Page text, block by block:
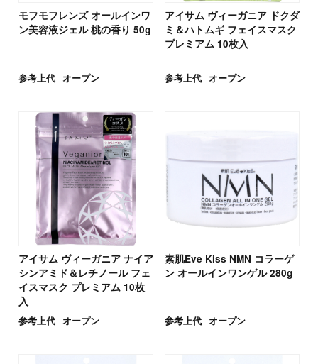
モフモフレンズ オールインワ
ン美容液ジェル 桃の香り 50g
参考上代 オープン
アイサム ヴィーガニア ドクダ
ミ＆ハトムギ フェイスマスク
プレミアム 10枚入
参考上代 オープン
アイサム ヴィーガニア ナイア
シンアミド＆レチノール フェ
イスマスク プレミアム 10枚
入
参考上代 オープン
素肌Eve Kiss NMN コラーゲ
ン オールインワンゲル 280g
参考上代 オープン